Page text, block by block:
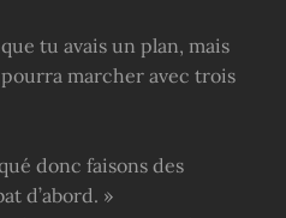
tu avais un plan, mais
marcher avec trois
donc faisons des
d’abord. »